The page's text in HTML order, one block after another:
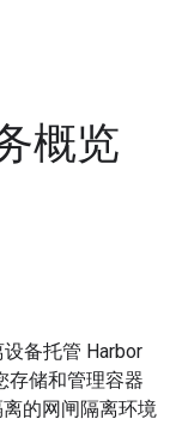
概览
备托管 Harbor
存储和管理容器
的网闸隔离环境